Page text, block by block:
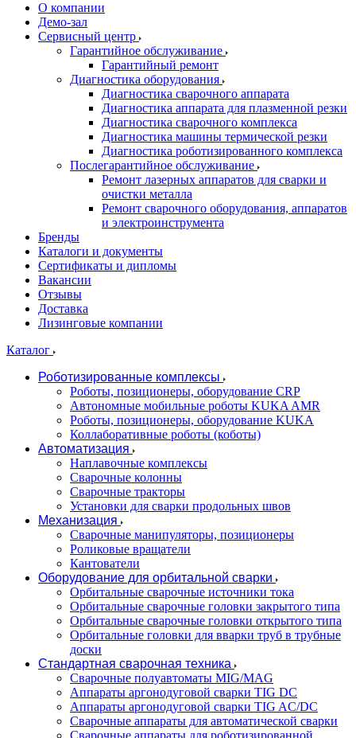
О компании
Демо-зал
Сервисный центр
Гарантийное обслуживание
Гарантийный ремонт
Диагностика оборудования
Диагностика сварочного аппарата
Диагностика аппарата для плазменной резки
Диагностика сварочного комплекса
Диагностика машины термической резки
Диагностика роботизированного комплекса
Послегарантийное обслуживание
Ремонт лазерных аппаратов для сварки и
очистки металла
Ремонт сварочного оборудования, аппаратов
и электроинструмента
Бренды
Каталоги и документы
Сертификаты и дипломы
Вакансии
Отзывы
Доставка
Лизинговые компании
Каталог
Роботизированные комплексы
Роботы, позиционеры, оборудование CRP
Автономные мобильные роботы KUKA AMR
Роботы, позиционеры, оборудование KUKA
Коллаборативные роботы (коботы)
Автоматизация
Наплавочные комплексы
Сварочные колонны
Сварочные тракторы
Установки для сварки продольных швов
Механизация
Сварочные манипуляторы, позиционеры
Роликовые вращатели
Кантователи
Оборудование для орбитальной сварки
Орбитальные сварочные источники тока
Орбитальные сварочные головки закрытого типа
Орбитальные сварочные головки открытого типа
Орбитальные головки для вварки труб в трубные
доски
Стандартная сварочная техника
Сварочные полуавтоматы MIG/MAG
Аппараты аргонодуговой сварки TIG DC
Аппараты аргонодуговой сварки TIG AC/DC
Сварочные аппараты для автоматической сварки
Сварочные аппараты для роботизированной